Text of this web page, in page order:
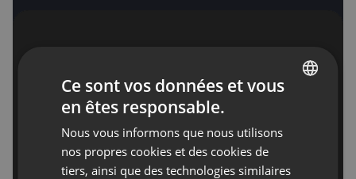
FRENCH
Ce sont vos données et vous
en êtes responsable.
Nous vous informons que nous utilisons
nos propres cookies et des cookies de
tiers, ainsi que des technologies similaires